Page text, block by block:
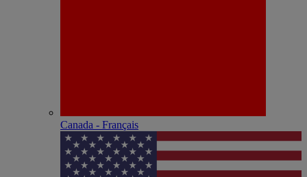
Canada - Français